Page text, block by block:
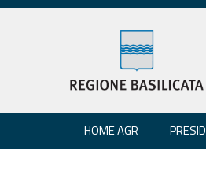
HOME AGR